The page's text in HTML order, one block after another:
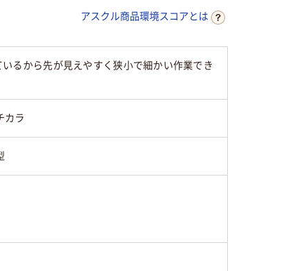
アスクル商品環境スコアとは
るから先が見えやすく狭小で細かい作業でき
カラ